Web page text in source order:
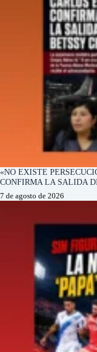
«NO EXISTE
CONFIRMA LA SALIDA
7 de agosto de 2026